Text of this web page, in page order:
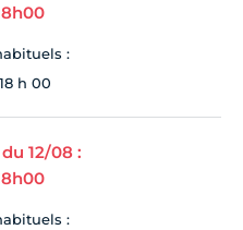
:
h 00
12/08 :
: